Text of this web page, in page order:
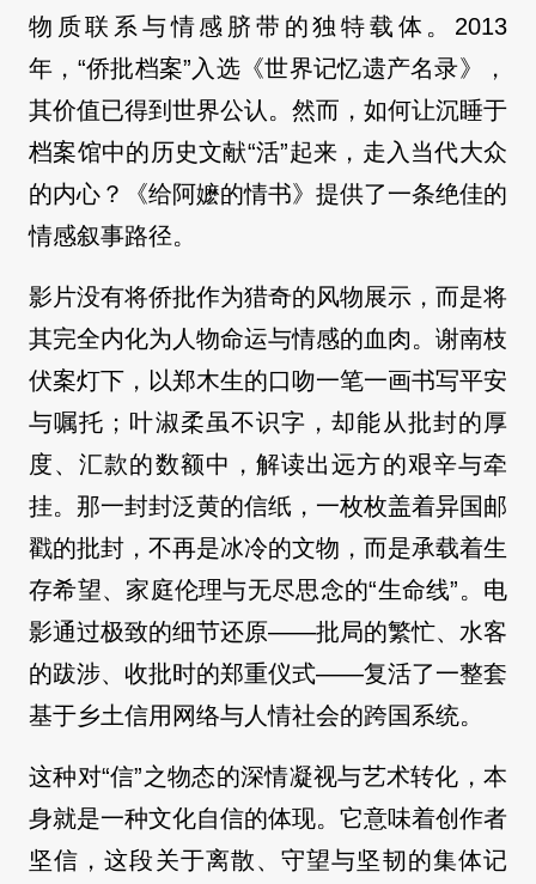
物质联系与情感脐带的独特载体。2013
年，“侨批档案”入选《世界记忆遗产名录》，
其价值已得到世界公认。然而，如何让沉睡于
档案馆中的历史文献“活”起来，走入当代大众
的内心？《给阿嬷的情书》提供了一条绝佳的
情感叙事路径。
影片没有将侨批作为猎奇的风物展示，而是将
其完全内化为人物命运与情感的血肉。谢南枝
伏案灯下，以郑木生的口吻一笔一画书写平安
与嘱托；叶淑柔虽不识字，却能从批封的厚
度、汇款的数额中，解读出远方的艰辛与牵
挂。那一封封泛黄的信纸，一枚枚盖着异国邮
戳的批封，不再是冰冷的文物，而是承载着生
存希望、家庭伦理与无尽思念的“生命线”。电
影通过极致的细节还原——批局的繁忙、水客
的跋涉、收批时的郑重仪式——复活了一整套
基于乡土信用网络与人情社会的跨国系统。
这种对“信”之物态的深情凝视与艺术转化，本
身就是一种文化自信的体现。它意味着创作者
坚信，这段关于离散、守望与坚韧的集体记